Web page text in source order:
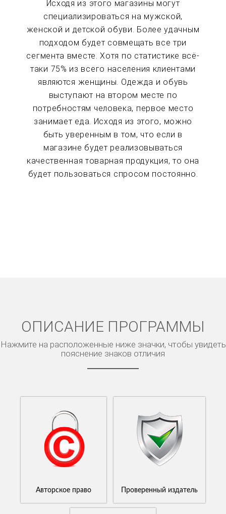
Исходя из этого магазины могут
специализироваться на мужской,
женской и детской обуви. Более удачным
подходом будет совмещать все три
сегмента вместе. Хотя по статистике всё-
таки 75% из всего населения клиентами
являются женщины. Одежда и обувь
выступают на втором месте по
потребностям человека, первое место
занимает еда. Исходя из этого, можно
быть уверенным в том, что если в
магазине будет реализовываться
качественная товарная продукция, то она
будет пользоваться спросом постоянно.
ОПИСАНИЕ ПРОГРАММЫ
Нажмите на расположенные ниже значки, чтобы увидеть
пояснение знаков отличия
Авторское право Проверенный издатель